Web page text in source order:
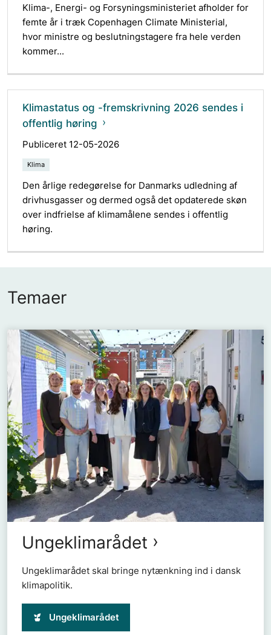
Klima-, Energi- og Forsyningsministeriet afholder for
femte år i træk Copenhagen Climate Ministerial,
hvor ministre og beslutningstagere fra hele verden
kommer...
Klimastatus og -fremskrivning 2026 sendes i
offentlig høring
Publiceret 12-05-2026
Klima
Den årlige redegørelse for Danmarks udledning af
drivhusgasser og dermed også det opdaterede skøn
over indfrielse af klimamålene sendes i offentlig
høring.
Temaer
Ungeklimarådet
Ungeklimarådet skal bringe nytænkning ind i dansk
klimapolitik.
Ungeklimarådet